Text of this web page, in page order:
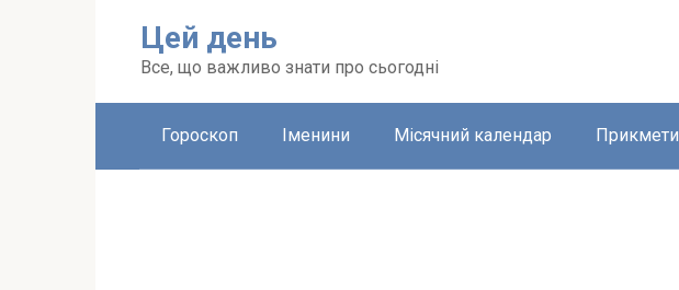
Цей день
Все, що важливо знати про сьогодні
Гороскоп Іменини Місячний календар Прикмети